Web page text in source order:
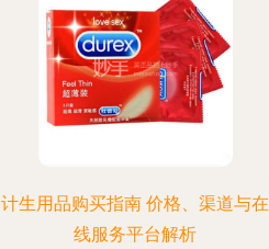
计生用品购买指南 价格、渠道与在
线服务平台解析